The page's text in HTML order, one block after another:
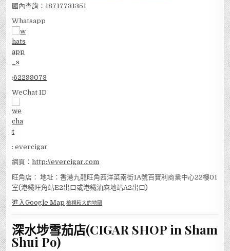
國內查詢： 18717731351
Whatsapp
:62299073
WeChat ID
: evercigar
網頁：http://evercigar.com
旺角店： 地址：香港九龍旺角西洋菜南街1A號百寶利商業中心22樓01
室(港鐵旺角站E2出口或港鐵油麻地站A2出口)
進入Google Map 檢視較大的地圖
深水埗雪茄店(CIGAR SHOP in Sham
Shui Po)